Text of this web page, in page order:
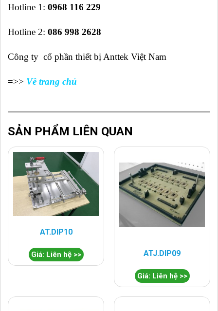
Hotline 1: 0968 116 229
Hotline 2: 086 998 2628
Công ty cổ phần thiết bị Anttek Việt Nam
=>> Về trang chủ
SẢN PHẨM LIÊN QUAN
AT.DIP10
Giá: Liên hệ >> ATJ.DIP09
Giá: Liên hệ >>